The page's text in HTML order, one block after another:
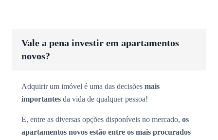
Vale a pena investir em apartamentos
novos?
Adquirir um imóvel é uma das decisões mais
importantes da vida de qualquer pessoa!
E, entre as diversas opções disponíveis no mercado, os
apartamentos novos estão entre os mais procurados